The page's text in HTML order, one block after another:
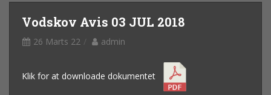
Vodskov Avis 03 JUL 2018
26 Marts 22 admin
Klik for at downloade dokumentet